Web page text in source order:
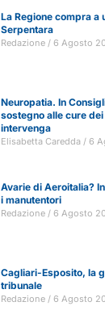
La Regione compra a
Serpentara
Redazione 6 Agosto
Neuropatia. In
sostegno alle cure
intervenga
Elisabetta Caredda 6
Avarie di Aeroitalia?
i manutentori
Redazione 6 Agosto
Cagliari-Esposito, la
tribunale
Redazione 6 Agosto